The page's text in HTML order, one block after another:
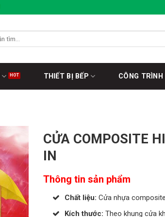
THIẾT BỊ BẾP CÔNG TRÌNH
CỬA COMPOSITE
IN
Thông tin sản phẩm
Chất liệu: Cửa nhựa
Kích thước: Theo khung cửa